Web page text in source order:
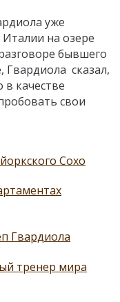
уже
на озере
бывшего
Гвардиола сказал,
качестве
свои
Сохо
Гвардиола
тренер мира